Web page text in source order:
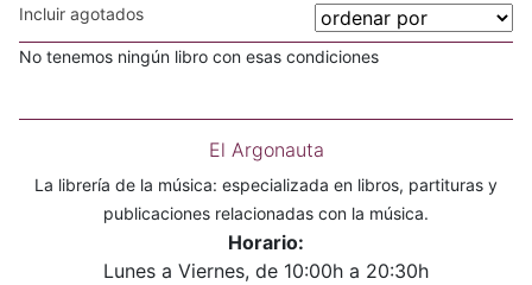
Incluir agotados
No tenemos ningún libro con esas condiciones
El Argonauta
La librería de la música: especializada en libros, partituras y
publicaciones relacionadas con la música.
Horario:
Lunes a Viernes, de 10:00h a 20:30h